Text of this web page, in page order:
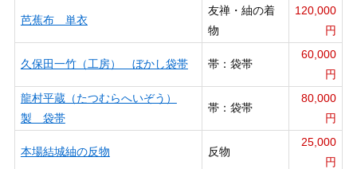
芭蕉布 単衣
友禅・紬の着
物
120,000
円
久保田一竹（工房） ぼかし袋帯 帯：袋帯
60,000
円
龍村平蔵（たつむらへいぞう）
製 袋帯
帯：袋帯
80,000
円
本場結城紬の反物 反物
25,000
円